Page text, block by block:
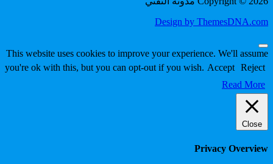
Design by ThemesDNA.com
Scroll
to
Top
This website uses cookies to improve your experience. We'll assume
you're ok with this, but you can opt-out if you wish. Accept Reject
Read More
Close
Privacy Overview